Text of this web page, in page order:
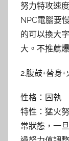
努力特攻速
NPC電腦要
的可以換大
大。不推薦
2.腹鼓+替身
性格：固執
特性：猛火
常狀態，一